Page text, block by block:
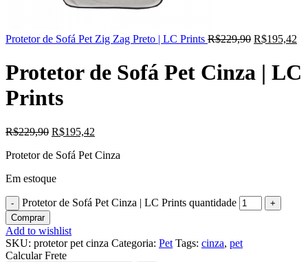
Protetor de Sofá Pet Zig Zag Preto | LC Prints R$229,90 R$195,42
Protetor de Sofá Pet Cinza | LC
Prints
R$229,90 R$195,42
Protetor de Sofá Pet Cinza
Em estoque
Protetor de Sofá Pet Cinza | LC Prints quantidade
Comprar
Add to wishlist
SKU: protetor pet cinza Categoria: Pet Tags: cinza, pet
Calcular Frete